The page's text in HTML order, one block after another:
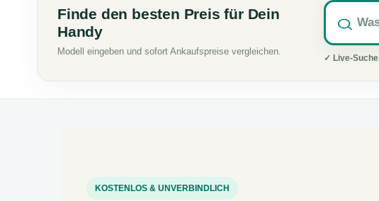
Finde den besten Preis für Dein
Handy
Modell eingeben und sofort Ankaufspreise vergleichen.
✓ Live-Suche
KOSTENLOS & UNVERBINDLICH